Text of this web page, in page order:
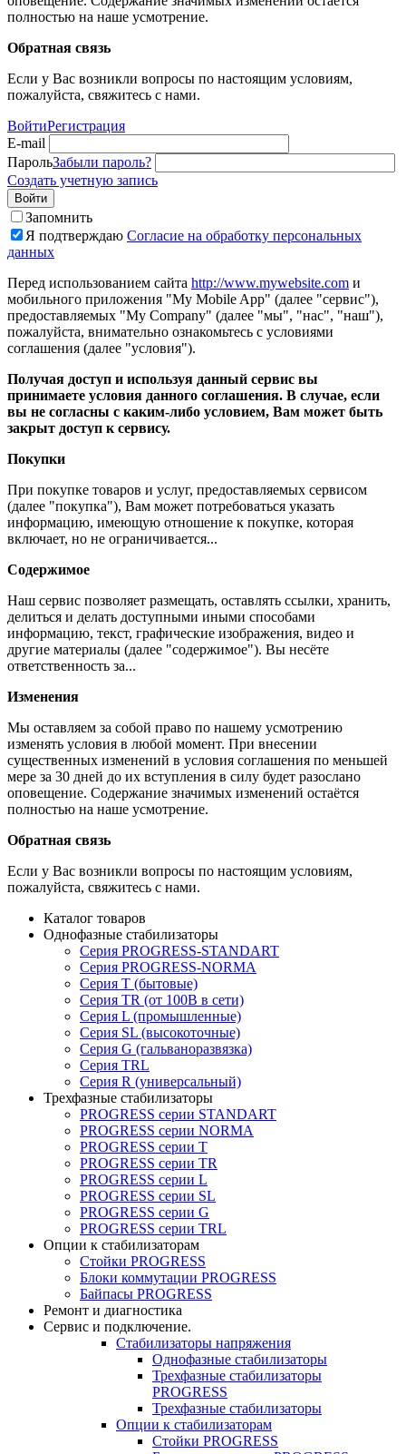
полностью на наше усмотрение.
Обратная связь
Если у Вас возникли вопросы по настоящим условиям,
пожалуйста, свяжитесь с нами.
ВойтиРегистрация
E-mail
ПарольЗабыли пароль?
Создать учетную запись
Войти
Запомнить
Я подтверждаю Согласие на обработку персональных
данных
Перед использованием сайта http://www.mywebsite.com и
мобильного приложения "My Mobile App" (далее "сервис"),
предоставляемых "My Company" (далее "мы", "нас", "наш"),
пожалуйста, внимательно ознакомьтесь с условиями
соглашения (далее "условия").
Получая доступ и используя данный сервис вы
принимаете условия данного соглашения. В случае, если
вы не согласны с каким-либо условием, Вам может быть
закрыт доступ к сервису.
Покупки
При покупке товаров и услуг, предоставляемых сервисом
(далее "покупка"), Вам может потребоваться указать
информацию, имеющую отношение к покупке, которая
включает, но не ограничивается...
Содержимое
Наш сервис позволяет размещать, оставлять ссылки, хранить,
делиться и делать доступными иными способами
информацию, текст, графические изображения, видео и
другие материалы (далее "содержимое"). Вы несёте
ответственность за...
Изменения
Мы оставляем за собой право по нашему усмотрению
изменять условия в любой момент. При внесении
существенных изменений в условия соглашения по меньшей
мере за 30 дней до их вступления в силу будет разослано
оповещение. Содержание значимых изменений остаётся
полностью на наше усмотрение.
Обратная связь
Если у Вас возникли вопросы по настоящим условиям,
пожалуйста, свяжитесь с нами.
Каталог товаров
Однофазные стабилизаторы
Серия PROGRESS-STANDART
Серия PROGRESS-NORMA
Серия T (бытовые)
Серия TR (от 100В в сети)
Серия L (промышленные)
Серия SL (высокоточные)
Серия G (гальваноразвязка)
Серия TRL
Серия R (универсальный)
Трехфазные стабилизаторы
PROGRESS cерии STANDART
PROGRESS cерии NORMA
PROGRESS серии Т
PROGRESS серии ТR
PROGRESS серии L
PROGRESS серии SL
PROGRESS серии G
PROGRESS серии TRL
Опции к стабилизаторам
Стойки PROGRESS
Блоки коммутации PROGRESS
Байпасы PROGRESS
Ремонт и диагностика
Сервис и подключение.
Стабилизаторы напряжения
Однофазные стабилизаторы
Трехфазные стабилизаторы
PROGRESS
Трехфазные стабилизаторы
Опции к стабилизаторам
Стойки PROGRESS